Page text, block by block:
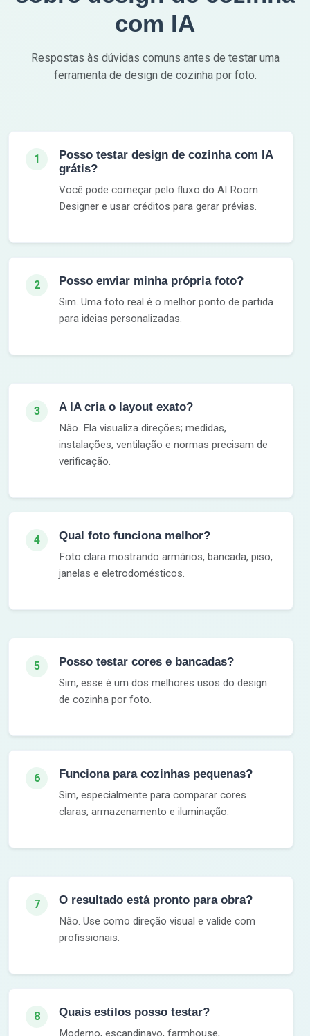
com IA
Respostas às dúvidas comuns antes de testar uma
ferramenta de design de cozinha por foto.
1
Posso testar design de cozinha com IA
grátis?
Você pode começar pelo fluxo do AI Room
Designer e usar créditos para gerar prévias.
2 Posso enviar minha própria foto?
Sim. Uma foto real é o melhor ponto de partida
para ideias personalizadas.
3 A IA cria o layout exato?
Não. Ela visualiza direções; medidas,
instalações, ventilação e normas precisam de
verificação.
4 Qual foto funciona melhor?
Foto clara mostrando armários, bancada, piso,
janelas e eletrodomésticos.
5 Posso testar cores e bancadas?
Sim, esse é um dos melhores usos do design
de cozinha por foto.
6 Funciona para cozinhas pequenas?
Sim, especialmente para comparar cores
claras, armazenamento e iluminação.
7 O resultado está pronto para obra?
Não. Use como direção visual e valide com
profissionais.
8 Quais estilos posso testar?
Moderno, escandinavo, farmhouse,